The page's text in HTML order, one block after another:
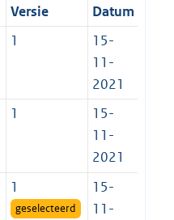
Versie Datum
1
15-
11-
2021
1
15-
11-
2021
1
geselecteerd
15-
11-